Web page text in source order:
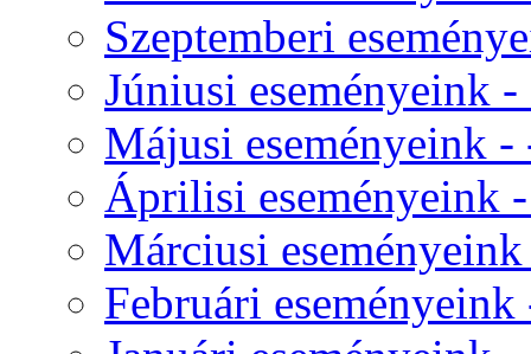
Szeptemberi
Júniusi eseményeink
Májusi eseményeink
Áprilisi eseményeink
Márciusi
Februári